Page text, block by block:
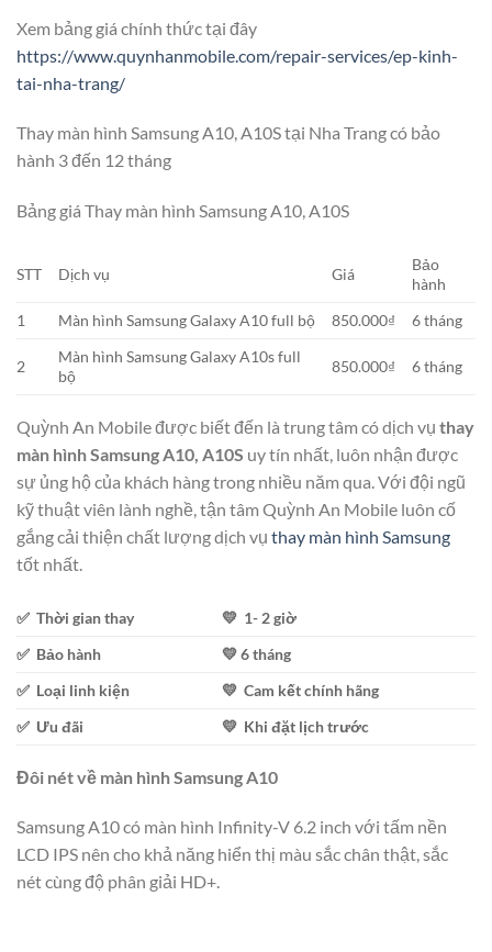
Xem bảng giá chính thức tại đây
https://www.quynhanmobile.com/repair-services/ep-kinh-
tai-nha-trang/
Thay màn hình Samsung A10, A10S tại Nha Trang có bảo
hành 3 đến 12 tháng
Bảng giá Thay màn hình Samsung A10, A10S
STT Dịch vụ Giá
Bảo
hành
1
Màn hình Samsung Galaxy A10 full bộ 850.000₫ 6 tháng
2
Màn hình Samsung Galaxy A10s full
bộ
850.000₫ 6 tháng
Quỳnh An Mobile được biết đến là trung tâm có dịch vụ thay
màn hình Samsung A10, A10S uy tín nhất, luôn nhận được
sự ủng hộ của khách hàng trong nhiều năm qua. Với đội ngũ
kỹ thuật viên lành nghề, tận tâm Quỳnh An Mobile luôn cố
gắng cải thiện chất lượng dịch vụ thay màn hình Samsung
tốt nhất.
✅ Thời gian thay
💛 1- 2 giờ
✅ Bảo hành
💛 6 tháng
✅ Loại linh kiện
💛 Cam kết chính hãng
✅ Ưu đãi
💛 Khi đặt lịch trước
Đôi nét về màn hình Samsung A10
Samsung A10 có màn hình Infinity-V 6.2 inch với tấm nền
LCD IPS nên cho khả năng hiển thị màu sắc chân thật, sắc
nét cùng độ phân giải HD+.